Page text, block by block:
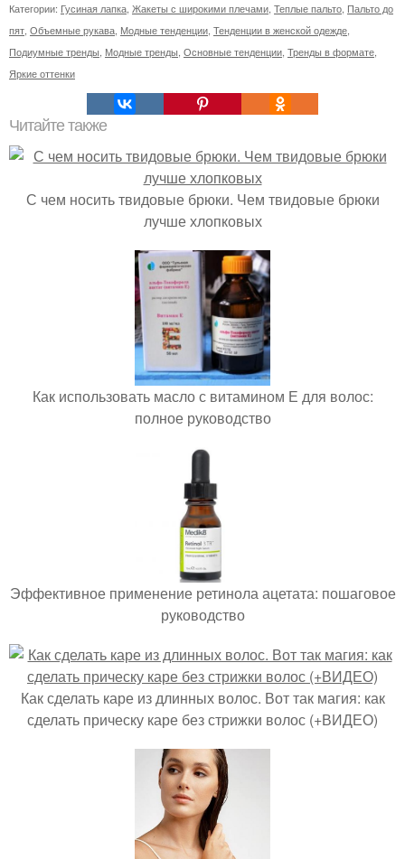
Категории: Гусиная лапка Жакеты с широкими плечами Теплые пальто Пальто до
пят Объемные рукава Модные тенденции Тенденции в женской одежде
Подиумные тренды Модные тренды Основные тенденции Тренды в формате
Яркие оттенки
Читайте также
С чем носить твидовые брюки. Чем твидовые брюки
лучше хлопковых
Как использовать масло с витамином Е для волос:
полное руководство
Эффективное применение ретинола ацетата: пошаговое
руководство
Как сделать каре из длинных волос. Вот так магия: как
сделать прическу каре без стрижки волос (+ВИДЕО)